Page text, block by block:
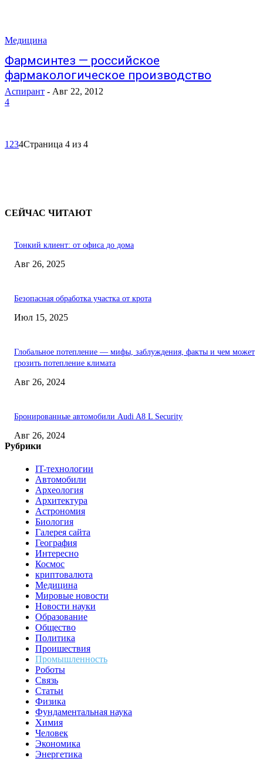
Медицина
Фармсинтез — российское
фармакологическое производство
Аспирант - Авг 22, 2012
4
1 234Страница 4 из 4
СЕЙЧАС ЧИТАЮТ
Тонкий клиент: от офиса до дома
Авг 26, 2025
Безопасная обработка участка от крота
Июл 15, 2025
Глобальное потепление — мифы, заблуждения, факты и чем может
грозить потепление климата
Авг 26, 2024
Бронированные автомобили Audi A8 L Security
Авг 26, 2024
Рубрики
IT-технологии
Автомобили
Археология
Архитектура
Астрономия
Биология
Галерея сайта
География
Интересно
Космос
криптовалюта
Медицина
Мировые новости
Новости науки
Образование
Общество
Политика
Проишествия
Промышленность
Роботы
Связь
Статьи
Физика
Фундаментальная наука
Химия
Человек
Экономика
Энергетика